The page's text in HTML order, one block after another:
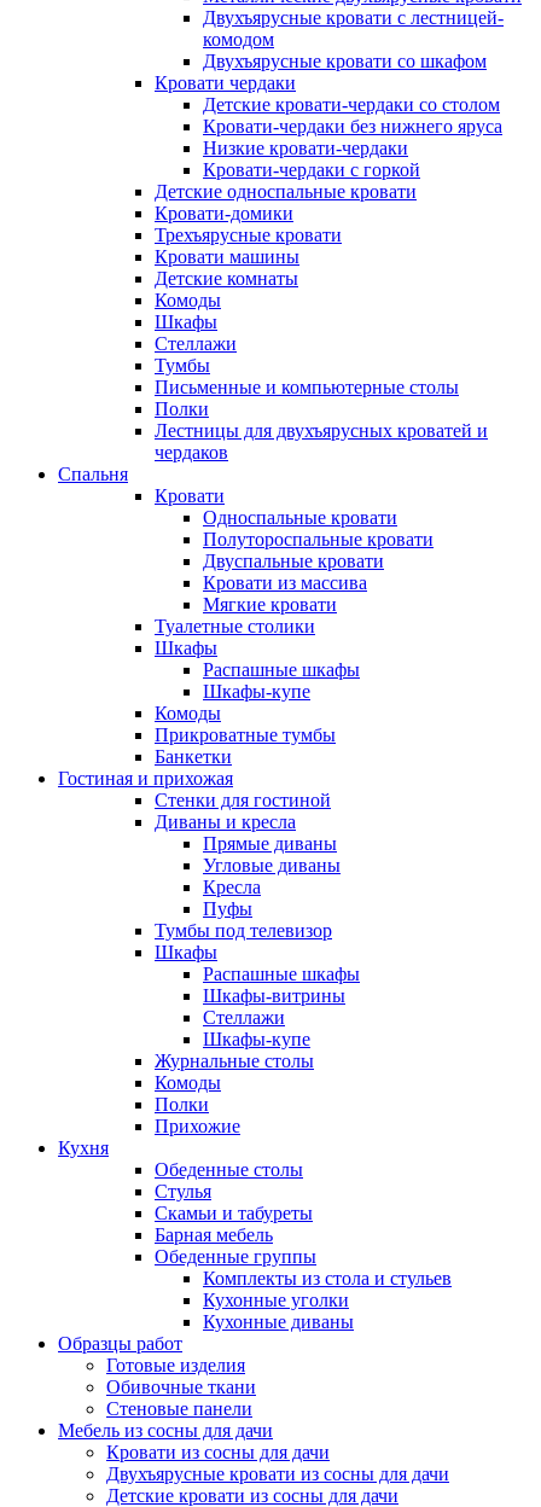
Двухъярусные кровати с лестницей-
комодом
Двухъярусные кровати со шкафом
Кровати чердаки
Детские кровати-чердаки со столом
Кровати-чердаки без нижнего яруса
Низкие кровати-чердаки
Кровати-чердаки с горкой
Детские односпальные кровати
Кровати-домики
Трехъярусные кровати
Кровати машины
Детские комнаты
Комоды
Шкафы
Стеллажи
Тумбы
Письменные и компьютерные столы
Полки
Лестницы для двухъярусных кроватей и
чердаков
Спальня
Кровати
Односпальные кровати
Полутороспальные кровати
Двуспальные кровати
Кровати из массива
Мягкие кровати
Туалетные столики
Шкафы
Распашные шкафы
Шкафы-купе
Комоды
Прикроватные тумбы
Банкетки
Гостиная и прихожая
Стенки для гостиной
Диваны и кресла
Прямые диваны
Угловые диваны
Кресла
Пуфы
Тумбы под телевизор
Шкафы
Распашные шкафы
Шкафы-витрины
Стеллажи
Шкафы-купе
Журнальные столы
Комоды
Полки
Прихожие
Кухня
Обеденные столы
Стулья
Скамьи и табуреты
Барная мебель
Обеденные группы
Комплекты из стола и стульев
Кухонные уголки
Кухонные диваны
Образцы работ
Готовые изделия
Обивочные ткани
Стеновые панели
Мебель из сосны для дачи
Кровати из сосны для дачи
Двухъярусные кровати из сосны для дачи
Детские кровати из сосны для дачи